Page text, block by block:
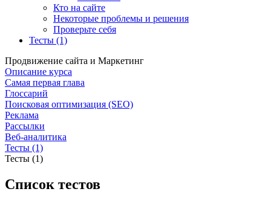
Кто на сайте
Некоторые проблемы и решения
Проверьте себя
Тесты (1)
Продвижение сайта и Маркетинг
Описание курса
Самая первая глава
Глоссарий
Поисковая оптимизация (SEO)
Реклама
Рассылки
Веб-аналитика
Тесты (1)
Тесты (1)
Список тестов